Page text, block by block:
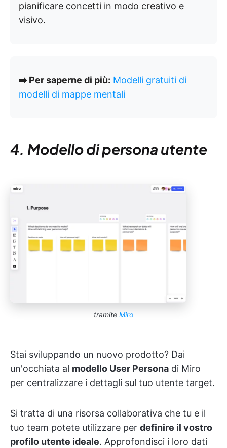
pianificare concetti in modo creativo e
visivo.
➡️ Per saperne di più: Modelli gratuiti di
modelli di mappe mentali
4. Modello di persona utente
tramite Miro
Stai sviluppando un nuovo prodotto? Dai
un'occhiata al modello User Persona di Miro
per centralizzare i dettagli sul tuo utente target.
Si tratta di una risorsa collaborativa che tu e il
tuo team potete utilizzare per definire il vostro
profilo utente ideale. Approfondisci i loro dati